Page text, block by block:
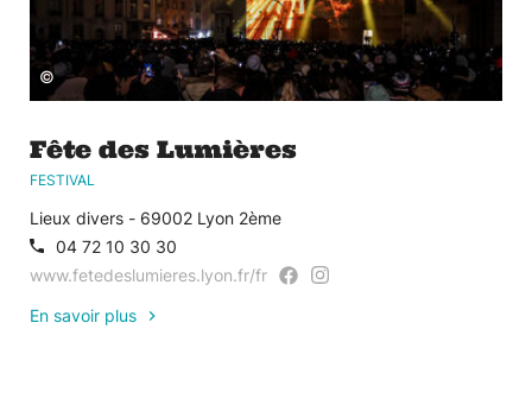
©
Fête des Lumières
FESTIVAL
Lieux divers - 69002 Lyon 2ème
04 72 10 30 30
www.fetedeslumieres.lyon.fr/fr
En savoir plus